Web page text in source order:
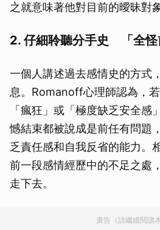
之就意味著他對目前的曖昧對
2. 仔細聆聽分手史 「全怪
一個人講述過去感情史的方式
息。Romanoff心理師認為，
「瘋狂」或「極度缺乏安全感
憾結束都被說成是前任有問題
乏責任感和自我反省的能力。
前一段感情經歷中的不足之處
走下去。
廣告（請繼續閱讀本